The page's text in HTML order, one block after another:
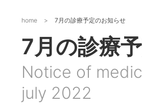
home > 7月の診療予定のお知らせ
7月の診療
Notice of
july 2022